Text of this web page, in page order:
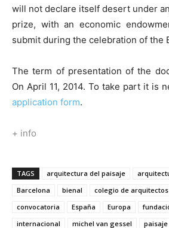
will not declare itself desert under
prize, with an economic
submit during the celebration of the
The term of presentation of the
On April 11, 2014. To take part it is
application form.
+ info
TAGS arquitectura del paisaje
Barcelona
bienal colegio de arquitectos
convocatoria
España Europa
internacional
michel van gessel paisaje